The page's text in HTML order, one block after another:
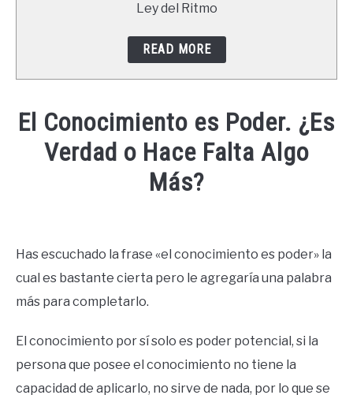
Ley del Ritmo
READ MORE
El Conocimiento es Poder. ¿Es
Verdad o Hace Falta Algo
Más?
in
Mente
Has escuchado la frase «el conocimiento es poder» la
cual es bastante cierta pero le agregaría una palabra
más para completarlo.
El conocimiento por sí solo es poder potencial, si la
persona que posee el conocimiento no tiene la
capacidad de aplicarlo, no sirve de nada, por lo que se